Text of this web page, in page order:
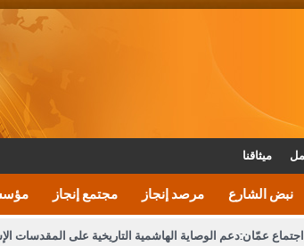
ميثاقنا
مجتمع إنجاز مرصد إنجاز نبض الشارع
اجتماع عمّان:دعم الوصاية الهاشمية التاريخية على المقدسات